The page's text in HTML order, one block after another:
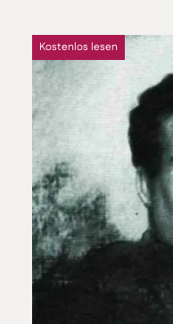
Kostenlos lesen